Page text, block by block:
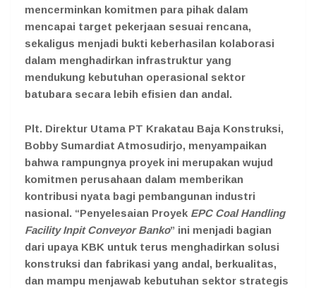
mencerminkan komitmen para pihak dalam
mencapai target pekerjaan sesuai rencana,
sekaligus menjadi bukti keberhasilan kolaborasi
dalam menghadirkan infrastruktur yang
mendukung kebutuhan operasional sektor
batubara secara lebih efisien dan andal.
Plt. Direktur Utama PT Krakatau Baja Konstruksi,
Bobby Sumardiat Atmosudirjo, menyampaikan
bahwa rampungnya proyek ini merupakan wujud
komitmen perusahaan dalam memberikan
kontribusi nyata bagi pembangunan industri
nasional. “Penyelesaian Proyek EPC Coal Handling
Facility Inpit Conveyor Banko” ini menjadi bagian
dari upaya KBK untuk terus menghadirkan solusi
konstruksi dan fabrikasi yang andal, berkualitas,
dan mampu menjawab kebutuhan sektor strategis